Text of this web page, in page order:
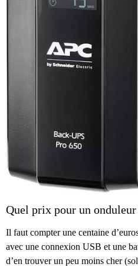
Quel prix pour un onduleur
Il faut compter une centaine
avec une connexion USB et une
d’en trouver un peu moins cher